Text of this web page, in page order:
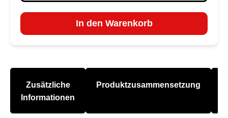
In den Warenkorb
Zusätzliche
Informationen
Produktzusammensetzung